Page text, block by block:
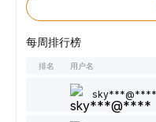
每周排行榜
排名 用户名
sky***@****